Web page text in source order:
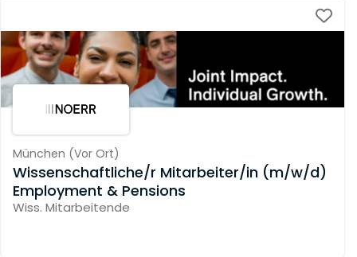
München (Vor Ort)
Wissenschaftliche/r Mitarbeiter/in (m/w/d)
Employment & Pensions
Wiss. Mitarbeitende